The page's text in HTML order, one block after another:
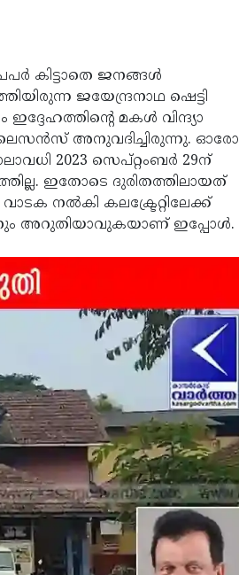
കിട്ടാതെ ജനങ്ങള്‍
ജയേന്ദ്രനാഥ ഷെട്ടി
മകള്‍ വിന്ദ്യാ
ലൈസന്‍സ് അനുവദിച്ചിരുന്നു. ഓരോ
2023 സെപ്റ്റംബര്‍ 29ന്
ഇതോടെ ദുരിതത്തിലായത്
നല്‍കി കലക്ട്രേറ്റിലേക്ക്
അറുതിയാവുകയാണ് ഇപ്പോള്‍.